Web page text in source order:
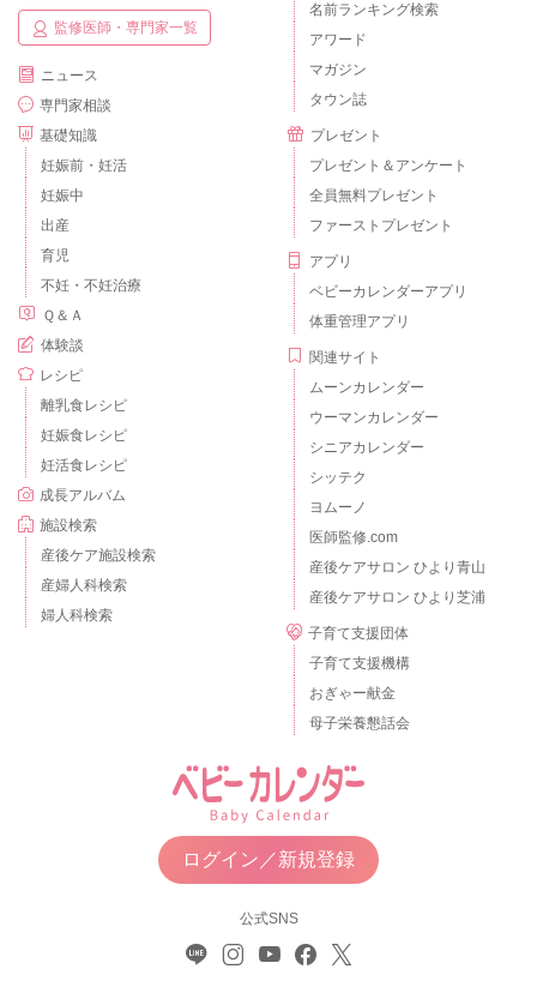
監修医師・専門家一覧
ニュース
専門家相談
基礎知識
妊娠前・妊活
妊娠中
出産
育児
不妊・不妊治療
Ｑ＆Ａ
体験談
レシピ
離乳食レシピ
妊娠食レシピ
妊活食レシピ
成長アルバム
施設検索
産後ケア施設検索
産婦人科検索
婦人科検索
名前ランキング検索
アワード
マガジン
タウン誌
プレゼント
プレゼント＆アンケート
全員無料プレゼント
ファーストプレゼント
アプリ
ベビーカレンダーアプリ
体重管理アプリ
関連サイト
ムーンカレンダー
ウーマンカレンダー
シニアカレンダー
シッテク
ヨムーノ
医師監修.com
産後ケアサロン ひより青山
産後ケアサロン ひより芝浦
子育て支援団体
子育て支援機構
おぎゃー献金
母子栄養懇話会
ログイン／新規登録
公式SNS